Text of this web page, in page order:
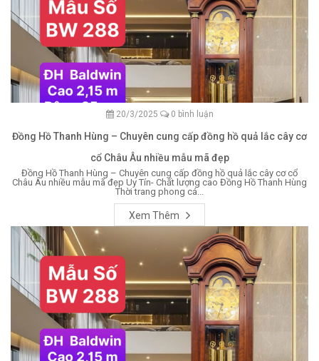
20/3/2025 0 bình luận
Đồng Hồ Thanh Hùng – Chuyên cung cấp đồng hồ quả lắc cây cơ
cổ Châu Âu nhiều mẫu mã đẹp
Đồng Hồ Thanh Hùng – Chuyên cung cấp đồng hồ quả lắc cây cơ cổ
Châu Âu nhiều mẫu mã đẹp Uy Tín- Chất lượng cao Đồng Hồ Thanh Hùng
Thời trang phong cá...
Xem Thêm